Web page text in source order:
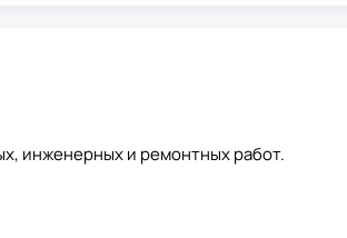
инженерных и ремонтных работ.